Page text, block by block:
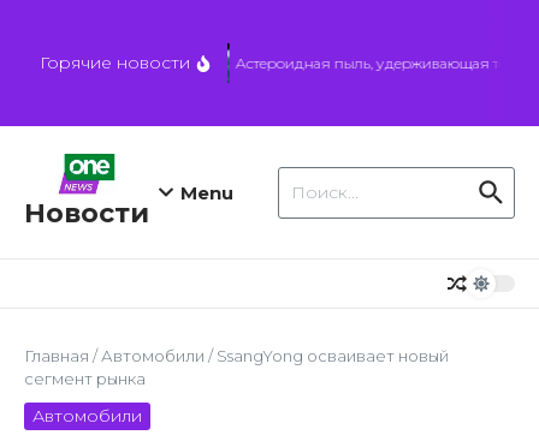
Горячие новости Астероидная пыль, удерживающая тепло,
Новости
Menu
Искать:
Главная /Автомобили /SsangYong осваивает новый
сегмент рынка
Автомобили